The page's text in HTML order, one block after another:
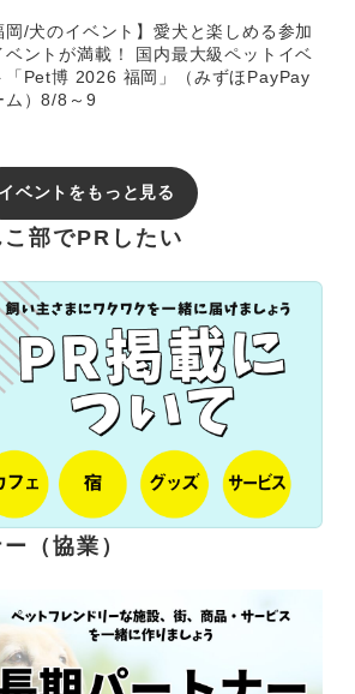
岡/犬のイベント】愛犬と楽しめる参加
ベントが満載！ 国内最大級ペットイベ
「Pet博 2026 福岡」（みずほPayPay
ム）8/8～9
イベントをもっと見る
部でPRしたい
（協業）